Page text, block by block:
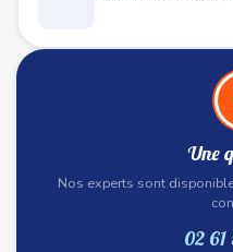
Une
Nos experts sont
02